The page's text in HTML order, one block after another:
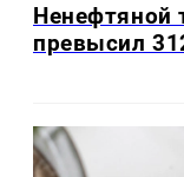
Ненефтяной
превысил